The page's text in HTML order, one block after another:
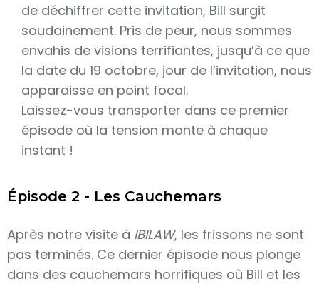
de déchiffrer cette invitation, Bill surgit
soudainement. Pris de peur, nous sommes
envahis de visions terrifiantes, jusqu’à ce que
la date du 19 octobre, jour de l’invitation, nous
apparaisse en point focal.
Laissez-vous transporter dans ce premier
épisode où la tension monte à chaque
instant !
Épisode 2 - Les Cauchemars
Après notre visite à IBILAW, les frissons ne sont
pas terminés. Ce dernier épisode nous plonge
dans des cauchemars horrifiques où Bill et les